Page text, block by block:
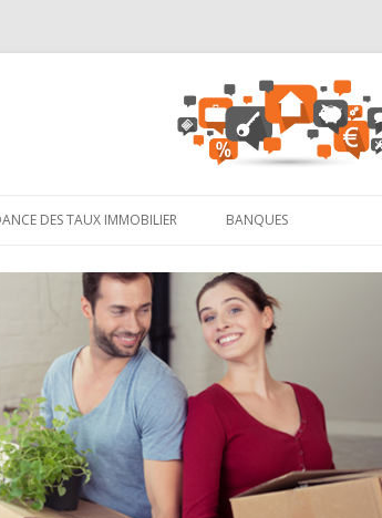
DES TAUX IMMOBILIER BANQUES